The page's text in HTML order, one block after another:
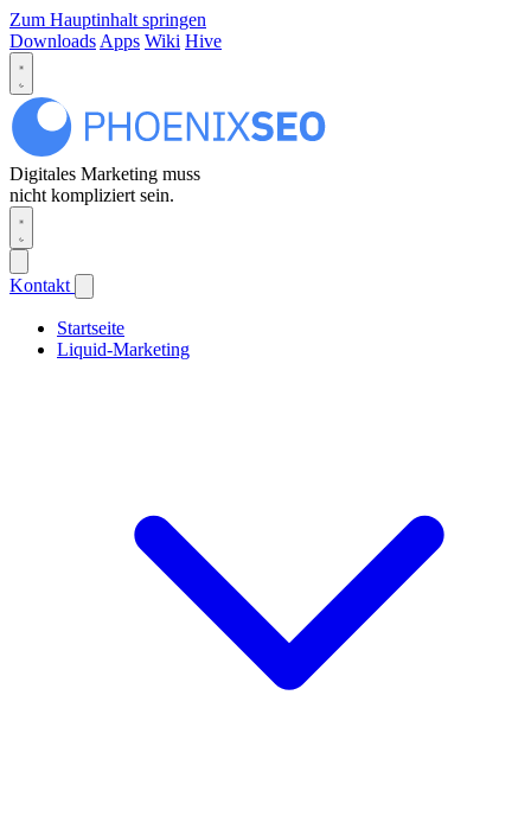
Zum Hauptinhalt springen
Downloads Apps Wiki Hive
Digitales Marketing muss
nicht kompliziert sein.
Kontakt
Startseite
Liquid-Marketing